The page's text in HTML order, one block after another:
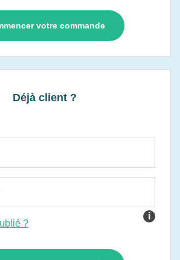
votre commande
Déjà client ?
i
?